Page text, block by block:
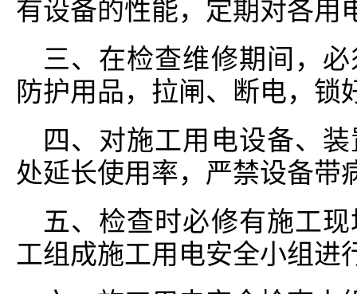
有设备的性能，定期对各用
三、在检查维修期间，
防护用品，拉闸、断电，锁
四、对施工用电设备、
处延长使用率，严禁设备带
五、检查时必修有施工
工组成施工用电安全小组进